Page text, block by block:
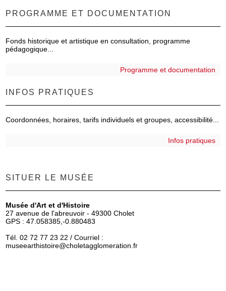
PROGRAMME ET DOCUMENTATION
Fonds historique et artistique en consultation, programme
pédagogique...
Programme et documentation
INFOS PRATIQUES
Coordonnées, horaires, tarifs individuels et groupes, accessibilité...
Infos pratiques
SITUER LE MUSÉE
Musée d'Art et d'Histoire
27 avenue de l'abreuvoir - 49300 Cholet
GPS : 47.058385,-0.880483
Tél. 02 72 77 23 22 / Courriel :
museearthistoire@choletagglomeration.fr